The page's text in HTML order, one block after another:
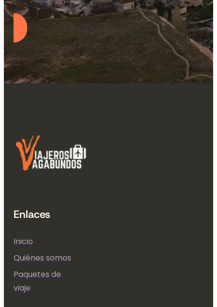
Enlaces
Inicio
Quiénes somos
Paquetes de
viaje